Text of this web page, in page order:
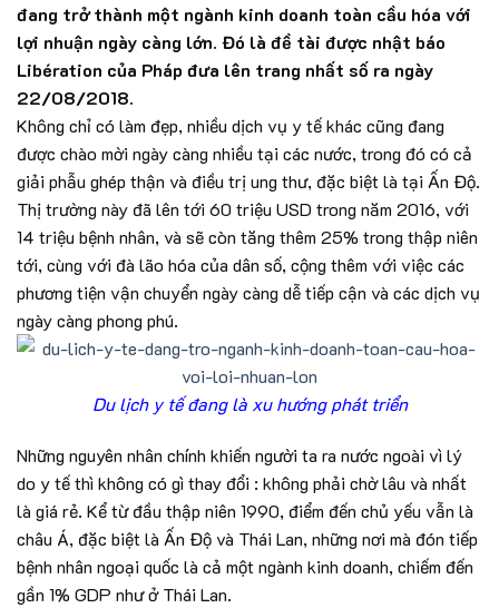
đang trở thành một ngành kinh doanh toàn cầu hóa với
lợi nhuận ngày càng lớn. Đó là đề tài được nhật báo
Libération của Pháp đưa lên trang nhất số ra ngày
22/08/2018.
Không chỉ có làm đẹp, nhiều dịch vụ y tế khác cũng đang
được chào mời ngày càng nhiều tại các nước, trong đó có cả
giải phẫu ghép thận và điều trị ung thư, đặc biệt là tại Ấn Độ.
Thị trường này đã lên tới 60 triệu USD trong năm 2016, với
14 triệu bệnh nhân, và sẽ còn tăng thêm 25% trong thập niên
tới, cùng với đà lão hóa của dân số, cộng thêm với việc các
phương tiện vận chuyển ngày càng dễ tiếp cận và các dịch vụ
ngày càng phong phú.
Du lịch y tế đang là xu hướng phát triển
Những nguyên nhân chính khiến người ta ra nước ngoài vì lý
do y tế thì không có gì thay đổi : không phải chờ lâu và nhất
là giá rẻ. Kể từ đầu thập niên 1990, điểm đến chủ yếu vẫn là
châu Á, đặc biệt là Ấn Độ và Thái Lan, những nơi mà đón tiếp
bệnh nhân ngoại quốc là cả một ngành kinh doanh, chiếm đến
gần 1% GDP như ở Thái Lan.